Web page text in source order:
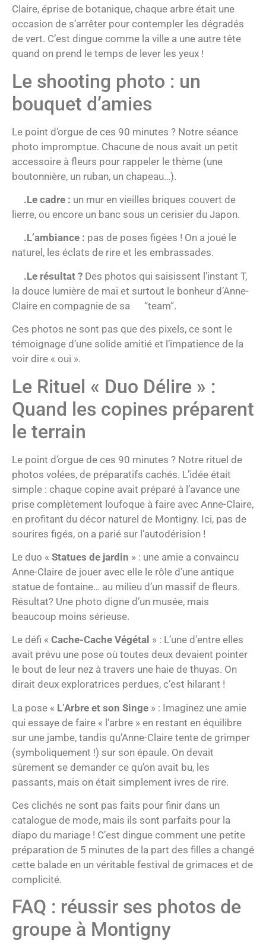
Claire, éprise de botanique, chaque arbre était une
occasion de s’arrêter pour contempler les dégradés
de vert. C’est dingue comme la ville a une autre tête
quand on prend le temps de lever les yeux !
Le shooting photo : un
bouquet d’amies
Le point d’orgue de ces 90 minutes ? Notre séance
photo impromptue. Chacune de nous avait un petit
accessoire à fleurs pour rappeler le thème (une
boutonnière, un ruban, un chapeau…).
.Le cadre : un mur en vieilles briques couvert de
lierre, ou encore un banc sous un cerisier du Japon.
.L’ambiance : pas de poses figées ! On a joué le
naturel, les éclats de rire et les embrassades.
.Le résultat ? Des photos qui saisissent l’instant T,
la douce lumière de mai et surtout le bonheur d’Anne-
Claire en compagnie de sa “team”.
Ces photos ne sont pas que des pixels, ce sont le
témoignage d’une solide amitié et l’impatience de la
voir dire « oui ».
Le Rituel « Duo Délire » :
Quand les copines préparent
le terrain
Le point d’orgue de ces 90 minutes ? Notre rituel de
photos volées, de préparatifs cachés. L’idée était
simple : chaque copine avait préparé à l’avance une
prise complètement loufoque à faire avec Anne-Claire,
en profitant du décor naturel de Montigny. Ici, pas de
sourires figés, on a parié sur l’autodérision !
Le duo « Statues de jardin » : une amie a convaincu
Anne-Claire de jouer avec elle le rôle d’une antique
statue de fontaine… au milieu d’un massif de fleurs.
Résultat? Une photo digne d’un musée, mais
beaucoup moins sérieuse.
Le défi « Cache-Cache Végétal » : L’une d’entre elles
avait prévu une pose où toutes deux devaient pointer
le bout de leur nez à travers une haie de thuyas. On
dirait deux exploratrices perdues, c’est hilarant !
La pose « L’Arbre et son Singe » : Imaginez une amie
qui essaye de faire « l’arbre » en restant en équilibre
sur une jambe, tandis qu’Anne-Claire tente de grimper
(symboliquement !) sur son épaule. On devait
sûrement se demander ce qu’on avait bu, les
passants, mais on était simplement ivres de rire.
Ces clichés ne sont pas faits pour finir dans un
catalogue de mode, mais ils sont parfaits pour la
diapo du mariage ! C’est dingue comment une petite
préparation de 5 minutes de la part des filles a changé
cette balade en un véritable festival de grimaces et de
complicité.
FAQ : réussir ses photos de
groupe à Montigny